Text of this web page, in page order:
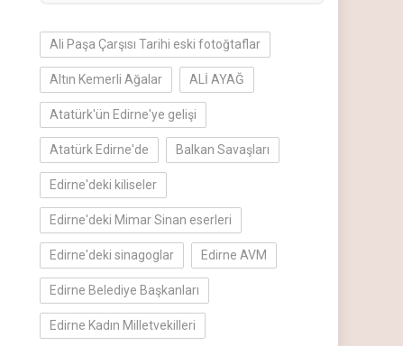
Ali Paşa Çarşısı Tarihi eski fotoğtaflar
Altın Kemerli Ağalar ALİ AYAĞ
Atatürk'ün Edirne'ye gelişi
Atatürk Edirne'de Balkan Savaşları
Edirne'deki kiliseler
Edirne'deki Mimar Sinan eserleri
Edirne'deki sinagoglar Edirne AVM
Edirne Belediye Başkanları
Edirne Kadın Milletvekilleri